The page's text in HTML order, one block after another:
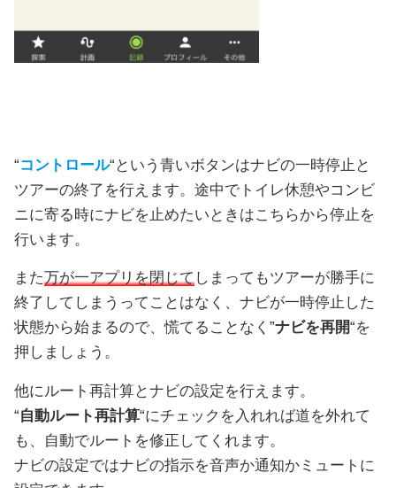
“コントロール“という青いボタンはナビの一時停止と
ツアーの終了を行えます。途中でトイレ休憩やコンビ
ニに寄る時にナビを止めたいときはこちらから停止を
行います。
また万が一アプリを閉じてしまってもツアーが勝手に
終了してしまうってことはなく、ナビが一時停止した
状態から始まるので、慌てることなく”ナビを再開“を
押しましょう。
他にルート再計算とナビの設定を行えます。
“自動ルート再計算“にチェックを入れれば道を外れて
も、自動でルートを修正してくれます。
ナビの設定ではナビの指示を音声か通知かミュートに